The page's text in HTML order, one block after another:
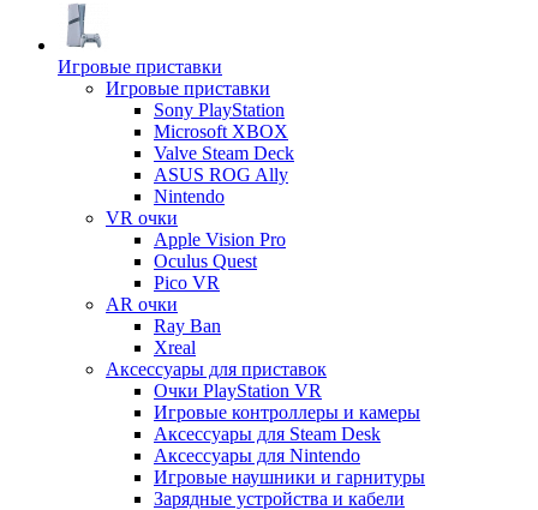
Игровые приставки
Игровые приставки
Sony PlayStation
Microsoft XBOX
Valve Steam Deck
ASUS ROG Ally
Nintendo
VR очки
Apple Vision Pro
Oculus Quest
Pico VR
AR очки
Ray Ban
Xreal
Аксессуары для приставок
Очки PlayStation VR
Игровые контроллеры и камеры
Аксессуары для Steam Desk
Аксессуары для Nintendo
Игровые наушники и гарнитуры
Зарядные устройства и кабели